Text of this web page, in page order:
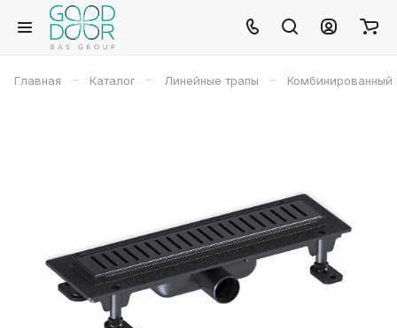
Главная – Каталог – Линейные трапы – Комбинированный